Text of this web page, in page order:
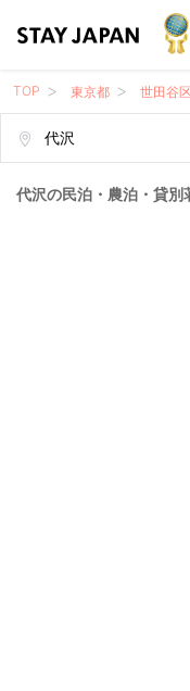
TOP 東京都 世田谷区
代沢の民泊・農泊・貸